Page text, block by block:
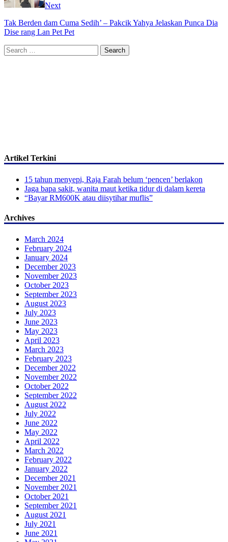
Next
Tak Berden dam Cuma Sedih’ – Pakcik Yahya Jelaskan Punca Dia
Dise rang Lan Pet Pet
Search
for:
Artikel Terkini
15 tahun menyepi, Raja Farah belum ‘pencen’ berlakon
Jaga bapa sakit, wanita maut ketika tidur di dalam kereta
“Bayar RM600K atau diisytihar muflis”
Archives
March 2024
February 2024
January 2024
December 2023
November 2023
October 2023
September 2023
August 2023
July 2023
June 2023
May 2023
April 2023
March 2023
February 2023
December 2022
November 2022
October 2022
September 2022
August 2022
July 2022
June 2022
May 2022
April 2022
March 2022
February 2022
January 2022
December 2021
November 2021
October 2021
September 2021
August 2021
July 2021
June 2021